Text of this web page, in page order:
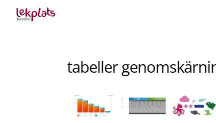
tabeller